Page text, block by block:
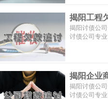
揭阳工程
揭阳讨债公
讨债公司专
揭阳企业
揭阳讨债公
讨债公司专